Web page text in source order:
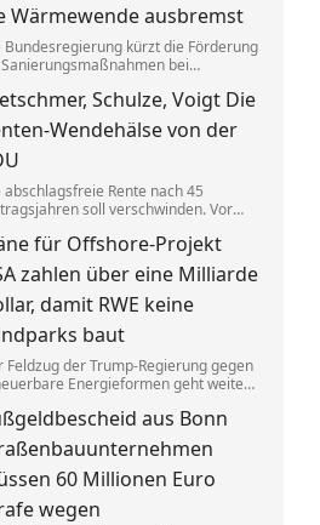
Wärmewende ausbremst
Bundesregierung kürzt die Förderung
bei
zuletzt Mieter. Und die Klimaziele
so kaum noch zu erreichen sein.
Schulze, Voigt Die
Wendehälse von der
abschlagsfreie Rente nach 45
soll verschwinden. Vor
vertraten die CDU-
noch vor Kurzem
Gegenteil dessen, was sie jetzt
für Offshore-Projekt
zahlen über eine Milliarde
damit RWE keine
baut
Feldzug der Trump-Regierung gegen
Energieformen geht weiter:
USA geplante große
auf – gegen eine
Entschädigung.
aus Bonn
60 Millionen Euro
wegen